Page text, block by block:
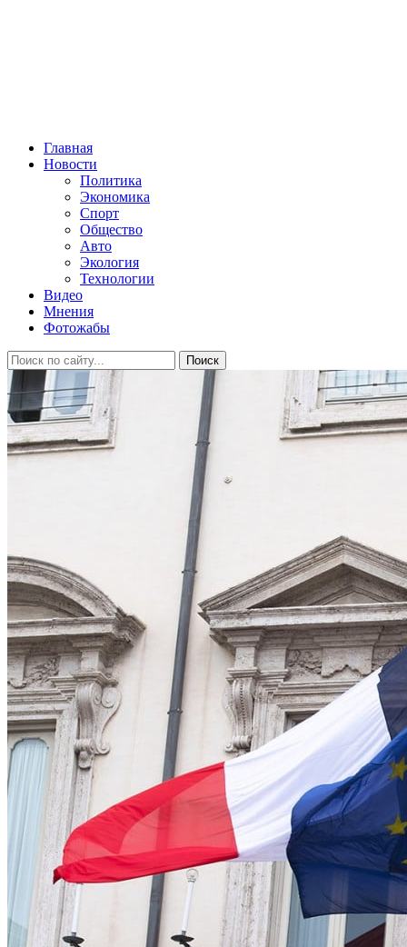
Главная
Новости
Политика
Экономика
Спорт
Общество
Авто
Экология
Технологии
Видео
Мнения
Фотожабы
Поиск